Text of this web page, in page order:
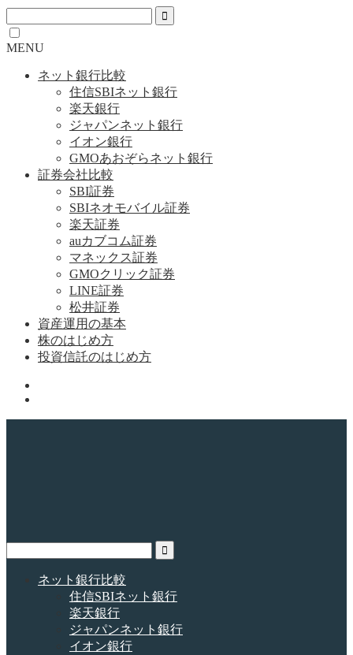
MENU
ネット銀行比較
住信SBIネット銀行
楽天銀行
ジャパンネット銀行
イオン銀行
GMOあおぞらネット銀行
証券会社比較
SBI証券
SBIネオモバイル証券
楽天証券
auカブコム証券
マネックス証券
GMOクリック証券
LINE証券
松井証券
資産運用の基本
株のはじめ方
投資信託のはじめ方
ネット銀行比較
住信SBIネット銀行
楽天銀行
ジャパンネット銀行
イオン銀行